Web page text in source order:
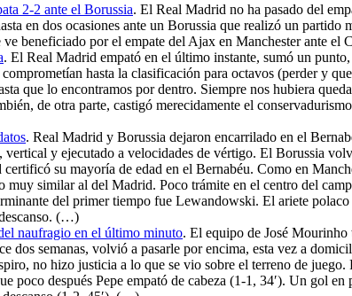
2-2 ante el Borussia. El Real Madrid no ha pasado del
en dos ocasiones ante un Borussia que realizó un
ve beneficiado por el empate del Ajax en Manchester ante
. El Real Madrid empató en el último instante, sumó un
hasta la clasificación para octavos (perder y
que lo encontramos por dentro. Siempre nos hubiera
de otra parte, castigó merecidamente el
. Real Madrid y Borussia dejaron encarrilado en el
y ejecutado a velocidades de vértigo. El Borussia
su mayoría de edad en el Bernabéu. Como en
similar al del Madrid. Poco trámite en el centro del
del primer tiempo fue Lewandowski. El ariete
(…)
naufragio en el último minuto. El equipo de José
dos semanas, volvió a pasarle por encima, esta vez a
no hizo justicia a lo que se vio sobre el terreno de
poco después Pepe empató de cabeza (1-1, 34′). Un gol